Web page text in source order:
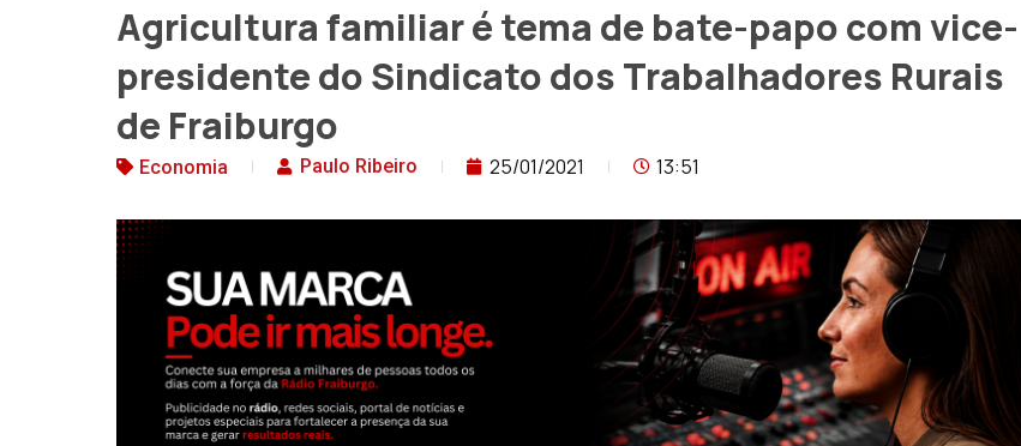
Agricultura familiar é tema de bate-papo com vice-
presidente do Sindicato dos Trabalhadores Rurais
de Fraiburgo
Economia Paulo Ribeiro 25/01/2021 13:51